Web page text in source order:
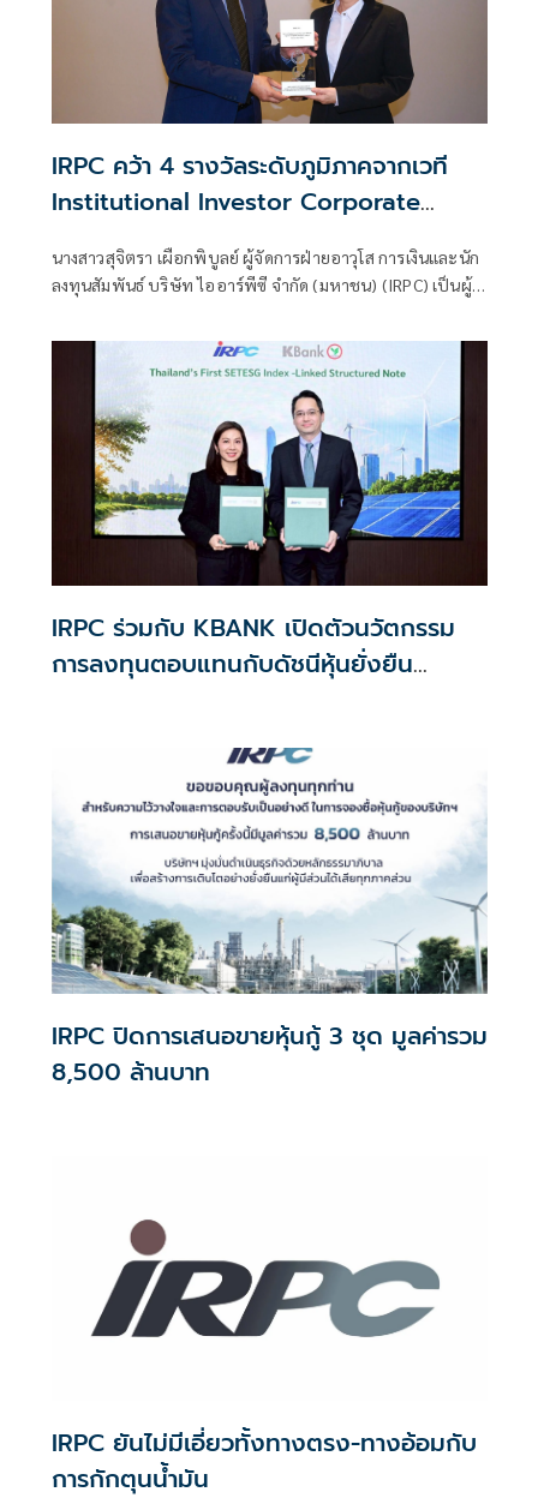
IRPC คว้า 4 รางวัลระดับภูมิภาคจากเวที
Institutional Investor Corporate
Awards 2026 ตอกย้ำความเป็นเลิศด้าน
IR CG และ ESG
นางสาวสุจิตรา เผือกพิบูลย์ ผู้จัดการฝ่ายอาวุโส การเงินและนัก
ลงทุนสัมพันธ์ บริษัท ไออาร์พีซี จำกัด (มหาชน) (IRPC) เป็นผู้
Investor Corporate Awards 2026
IRPC ร่วมกับ KBANK เปิดตัวนวัตกรรม
การลงทุนตอบแทนกับดัชนีหุ้นยั่งยืน
IRPC ปิดการเสนอขายหุ้นกู้ 3 ชุด มูลค่ารวม
8,500 ล้านบาท
IRPC ยันไม่มีเอี่ยวทั้งทางตรง-ทางอ้อมกับ
การกักตุนน้ำมัน